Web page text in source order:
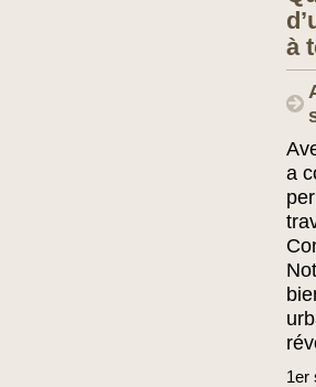
à
a
1er